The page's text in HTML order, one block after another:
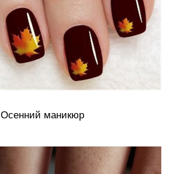
Осенний маникюр